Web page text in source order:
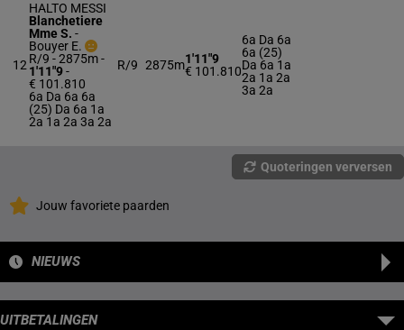
12
HALTO MESSI
Blanchetiere
Mme S. -
Bouyer E.
R/9 - 2875m-
1'11"9-
€ 101.810
6a Da 6a 6a
(25) Da 6a 1a
2a 1a 2a 3a 2a
R/9 2875m1'11"9
€ 101.810
6a Da 6a
6a (25)
Da 6a 1a
2a 1a 2a
3a 2a
Quoteringen verversen
Jouw favoriete paarden
NIEUWS
UITBETALINGEN